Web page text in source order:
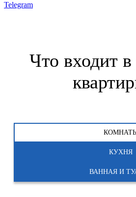
Telegram
Что входит в
КУХНЯ
ВАННАЯ И